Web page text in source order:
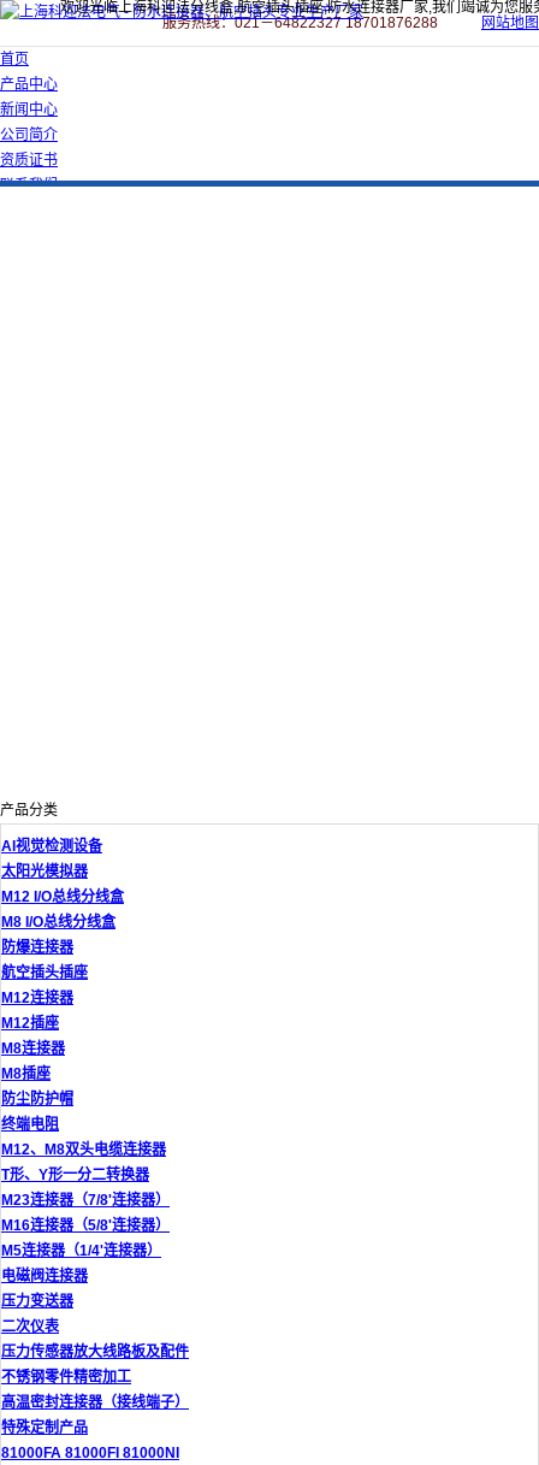
欢迎光临上海科迎法分线盒,航空插头插座,防水连接器厂家,我们竭诚为您服
服务热线：021－64822327 18701876288
网站地图
首页
产品中心
新闻中心
公司简介
资质证书
联系我们
产品分类
AI视觉检测设备
太阳光模拟器
M12 I/O总线分线盒
M8 I/O总线分线盒
防爆连接器
航空插头插座
M12连接器
M12插座
M8连接器
M8插座
防尘防护帽
终端电阻
M12、M8双头电缆连接器
T形、Y形一分二转换器
M23连接器（7/8'连接器）
M16连接器（5/8'连接器）
M5连接器（1/4'连接器）
电磁阀连接器
压力变送器
二次仪表
压力传感器放大线路板及配件
不锈钢零件精密加工
高温密封连接器（接线端子）
特殊定制产品
81000FA 81000FI 81000NI